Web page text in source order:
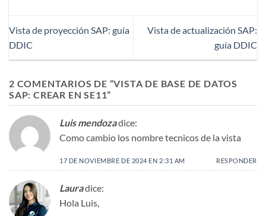
Vista de proyección SAP: guía
DDIC
Vista de actualización SAP:
guía DDIC
2 COMENTARIOS DE “VISTA DE BASE DE DATOS
SAP: CREAR EN SE11”
Luis mendozadice:
Como cambio los nombre tecnicos de la vista
17 DE NOVIEMBRE DE 2024 EN 2:31 AM RESPONDER
Lauradice:
Hola Luis,